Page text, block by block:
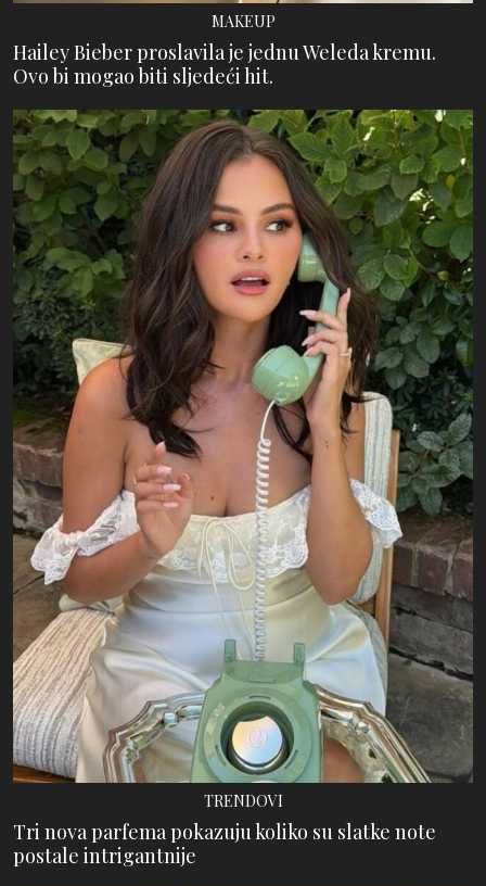
MAKEUP
Hailey Bieber proslavila je jednu Weleda kremu.
Ovo bi mogao biti sljedeći hit.
TRENDOVI
Tri nova parfema pokazuju koliko su slatke note
postale intrigantnije